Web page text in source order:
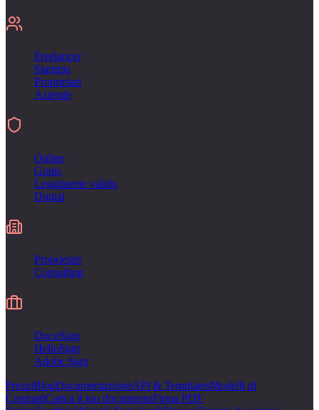
Freelancer
Startups
Proprietari
Aziende
Online
Gratis
Legalmente valido
Digital
Proprietari
Consulting
DocuSign
HelloSign
Adobe Sign
PrezziBlogDocumentazioneAPI & TemplatesModelli di
ContrattiCarica il tuo documentoFirma PDF